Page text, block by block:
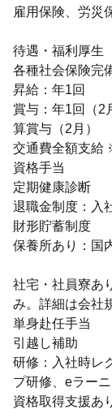
雇用保険、労災
待遇・福利厚生
各種社会保険完
昇給：年1回
賞与：年1回（2
算賞与（2月）
交通費全額支給
資格手当
定期健康診断
退職金制度：入
財形貯蓄制度
保養所あり：国
社宅・社員寮あ
み。詳細は会社
単身赴任手当
引越し補助
研修：入社時レ
プ研修、eラー
資格取得支援あ